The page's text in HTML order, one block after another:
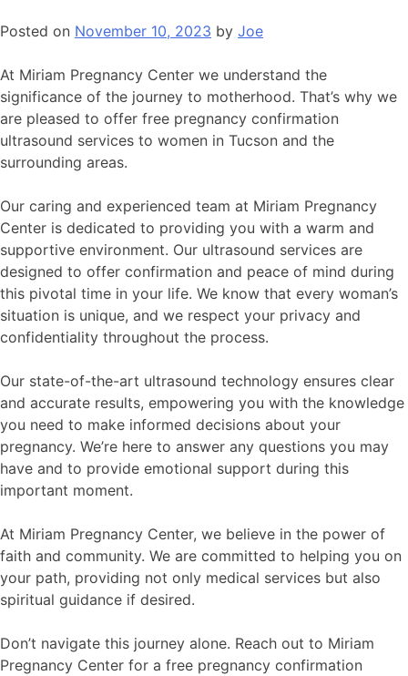
Posted on November 10, 2023 by Joe
At Miriam Pregnancy Center we understand the
significance of the journey to motherhood. That’s why we
are pleased to offer free pregnancy confirmation
ultrasound services to women in Tucson and the
surrounding areas.
Our caring and experienced team at Miriam Pregnancy
Center is dedicated to providing you with a warm and
supportive environment. Our ultrasound services are
designed to offer confirmation and peace of mind during
this pivotal time in your life. We know that every woman’s
situation is unique, and we respect your privacy and
confidentiality throughout the process.
Our state-of-the-art ultrasound technology ensures clear
and accurate results, empowering you with the knowledge
you need to make informed decisions about your
pregnancy. We’re here to answer any questions you may
have and to provide emotional support during this
important moment.
At Miriam Pregnancy Center, we believe in the power of
faith and community. We are committed to helping you on
your path, providing not only medical services but also
spiritual guidance if desired.
Don’t navigate this journey alone. Reach out to Miriam
Pregnancy Center for a free pregnancy confirmation